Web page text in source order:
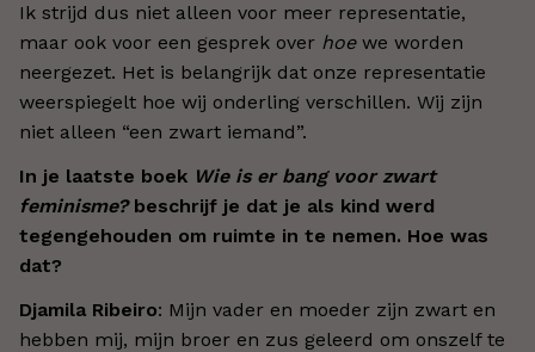
Ik strijd dus niet alleen voor meer representatie,
maar ook voor een gesprek over hoewe worden
neergezet. Het is belangrijk dat onze representatie
weerspiegelt hoe wij onderling verschillen. Wij zijn
niet alleen “een zwart iemand”.
In je laatste boek Wie is er bang voor zwart
feminisme?beschrijf je dat je als kind werd
tegengehouden om ruimte in te nemen. Hoe was
dat?
Djamila Ribeiro: Mijn vader en moeder zijn zwart en
hebben mij, mijn broer en zus geleerd om onszelf te